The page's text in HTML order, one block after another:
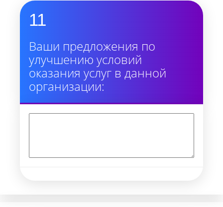
11
Ваши предложения по
улучшению условий
оказания услуг в данной
организации: